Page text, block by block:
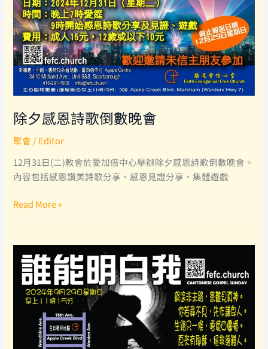
粵
語
福
音
主
除夕感恩詩歌倒數晚會
聚會 /Editor
12月31日(二)教會於愛加倍中心舉辦除夕感恩詩歌倒數晚會。
內容包括感恩讚美詩歌分享、感恩見證分享、集體遊戲
除
感
恩
詩
歌
Read More »